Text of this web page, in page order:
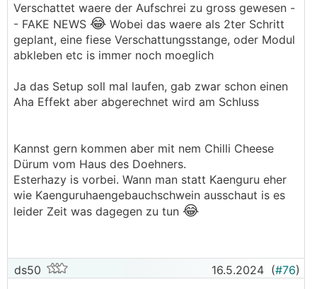
Verschattet waere der Aufschrei zu gross gewesen -
- FAKE NEWS 😂 Wobei das waere als 2ter Schritt
geplant, eine fiese Verschattungsstange, oder Modul
abkleben etc is immer noch moeglich
Ja das Setup soll mal laufen, gab zwar schon einen
Aha Effekt aber abgerechnet wird am Schluss
Kannst gern kommen aber mit nem Chilli Cheese
Dürum vom Haus des Doehners.
Esterhazy is vorbei. Wann man statt Kaenguru eher
wie Kaenguruhaengebauchschwein ausschaut is es
leider Zeit was dagegen zu tun 😂
ds50 16.5.2024 (#76)